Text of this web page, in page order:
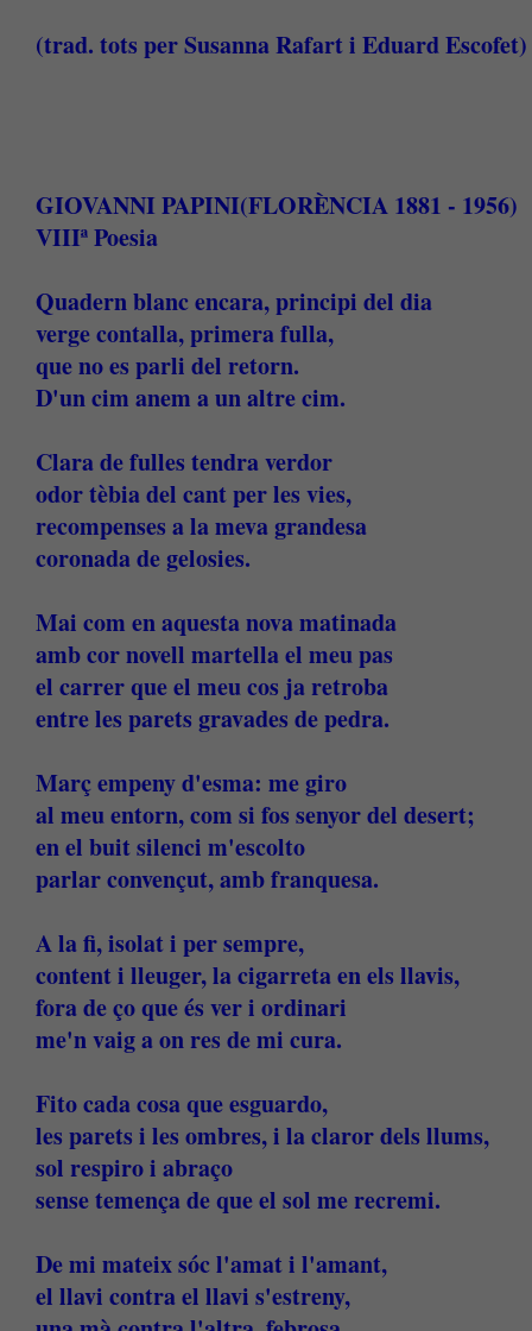
(trad. tots per Susanna Rafart i Eduard Escofet)
GIOVANNI PAPINI(FLORÈNCIA 1881 - 1956)
VIIIª Poesia
Quadern blanc encara, principi del dia
verge contalla, primera fulla,
que no es parli del retorn.
D'un cim anem a un altre cim.
Clara de fulles tendra verdor
odor tèbia del cant per les vies,
recompenses a la meva grandesa
coronada de gelosies.
Mai com en aquesta nova matinada
amb cor novell martella el meu pas
el carrer que el meu cos ja retroba
entre les parets gravades de pedra.
Març empeny d'esma: me giro
al meu entorn, com si fos senyor del desert;
en el buit silenci m'escolto
parlar convençut, amb franquesa.
A la fi, isolat i per sempre,
content i lleuger, la cigarreta en els llavis,
fora de ço que és ver i ordinari
me'n vaig a on res de mi cura.
Fito cada cosa que esguardo,
les parets i les ombres, i la claror dels llums,
sol respiro i abraço
sense temença de que el sol me recremi.
De mi mateix sóc l'amat i l'amant,
el llavi contra el llavi s'estreny,